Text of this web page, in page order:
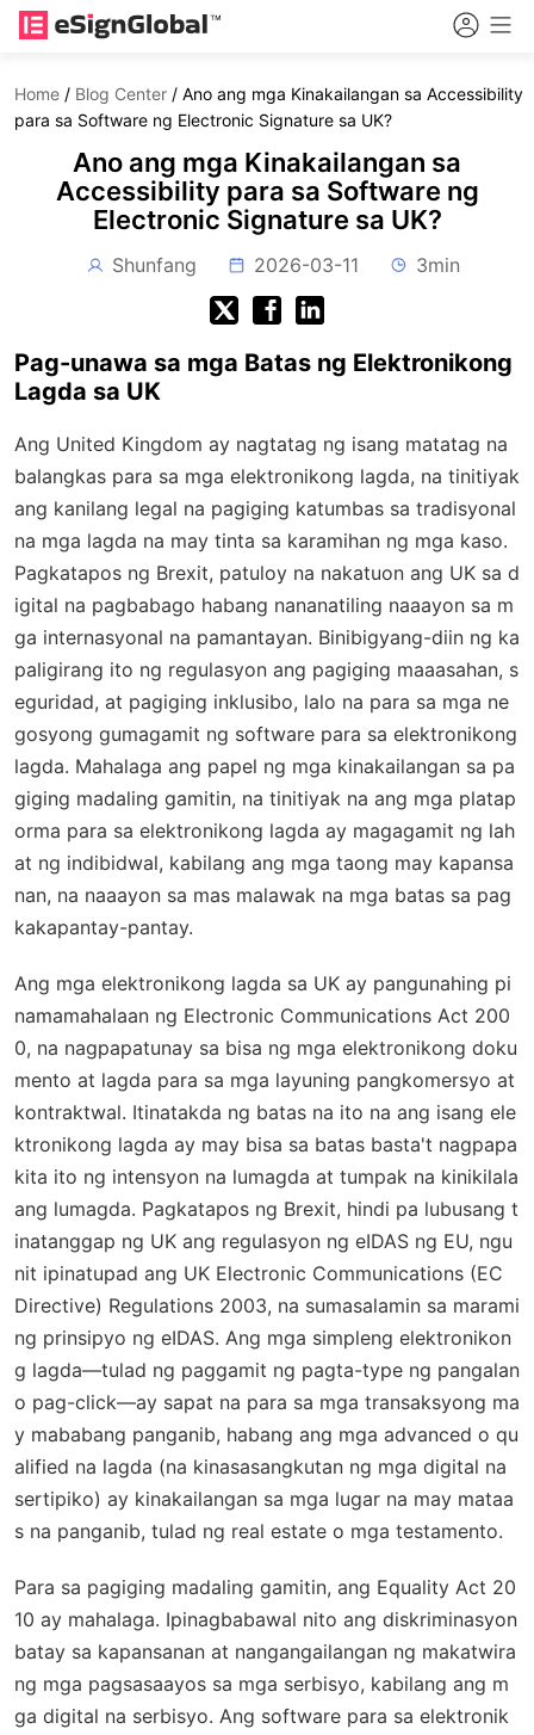
Home / Blog Center / Ano ang mga Kinakailangan sa Accessibility
para sa Software ng Electronic Signature sa UK?
Ano ang mga Kinakailangan sa
Accessibility para sa Software ng
Electronic Signature sa UK?
Shunfang 2026-03-11 3min
Pag-unawa sa mga Batas ng Elektronikong
Lagda sa UK
Ang United Kingdom ay nagtatag ng isang matatag na
balangkas para sa mga elektronikong lagda, na tinitiyak
ang kanilang legal na pagiging katumbas sa tradisyonal
na mga lagda na may tinta sa karamihan ng mga kaso.
Pagkatapos ng Brexit, patuloy na nakatuon ang UK sa d
igital na pagbabago habang nananatiling naaayon sa m
ga internasyonal na pamantayan. Binibigyang-diin ng ka
paligirang ito ng regulasyon ang pagiging maaasahan, s
eguridad, at pagiging inklusibo, lalo na para sa mga ne
gosyong gumagamit ng software para sa elektronikong
lagda. Mahalaga ang papel ng mga kinakailangan sa pa
giging madaling gamitin, na tinitiyak na ang mga platap
orma para sa elektronikong lagda ay magagamit ng lah
at ng indibidwal, kabilang ang mga taong may kapansa
nan, na naaayon sa mas malawak na mga batas sa pag
kakapantay-pantay.
Ang mga elektronikong lagda sa UK ay pangunahing pi
namamahalaan ng Electronic Communications Act 200
0, na nagpapatunay sa bisa ng mga elektronikong doku
mento at lagda para sa mga layuning pangkomersyo at
kontraktwal. Itinatakda ng batas na ito na ang isang ele
ktronikong lagda ay may bisa sa batas basta't nagpapa
kita ito ng intensyon na lumagda at tumpak na kinikilala
ang lumagda. Pagkatapos ng Brexit, hindi pa lubusang t
inatanggap ng UK ang regulasyon ng eIDAS ng EU, ngu
nit ipinatupad ang UK Electronic Communications (EC
Directive) Regulations 2003, na sumasalamin sa marami
ng prinsipyo ng eIDAS. Ang mga simpleng elektronikon
g lagda—tulad ng paggamit ng pagta-type ng pangalan
o pag-click—ay sapat na para sa mga transaksyong ma
y mababang panganib, habang ang mga advanced o qu
alified na lagda (na kinasasangkutan ng mga digital na
sertipiko) ay kinakailangan sa mga lugar na may mataa
s na panganib, tulad ng real estate o mga testamento.
Para sa pagiging madaling gamitin, ang Equality Act 20
10 ay mahalaga. Ipinagbabawal nito ang diskriminasyon
batay sa kapansanan at nangangailangan ng makatwira
ng mga pagsasaayos sa mga serbisyo, kabilang ang m
ga digital na serbisyo. Ang software para sa elektronik